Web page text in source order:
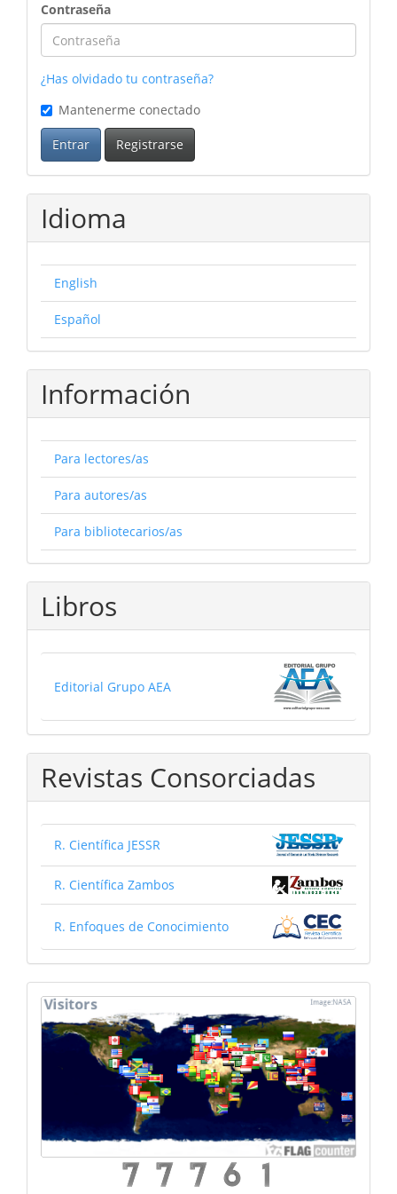
Contraseña
¿Has olvidado tu contraseña?
Mantenerme conectado
Entrar Registrarse
Idioma
English
Español
Información
Para lectores/as
Para autores/as
Para bibliotecarios/as
Libros
Editorial Grupo AEA
Revistas Consorciadas
R. Científica JESSR
R. Científica Zambos
R. Enfoques de Conocimiento
mapa